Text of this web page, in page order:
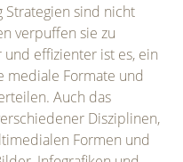
Strategien sind nicht
verpuffen sie zu
effizienter ist es, ein
mediale Formate und
Auch das
Disziplinen,
Formen und